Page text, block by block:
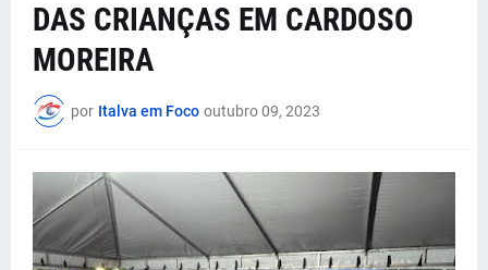
DAS CRIANÇAS EM CARDOSO
MOREIRA
por Italva em Foco outubro 09, 2023